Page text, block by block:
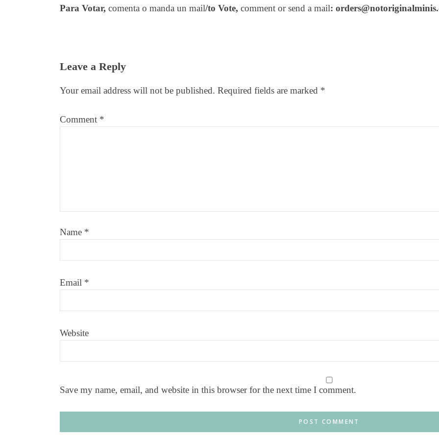
Para Votar, comenta o manda un mail/to Vote, comment or send a mail:
Reader
Leave a Reply
Your email address will not be published. Required fields are marked *
Comment *
Name *
Email *
Website
Save my name, email, and website in this browser for the next time I comment.